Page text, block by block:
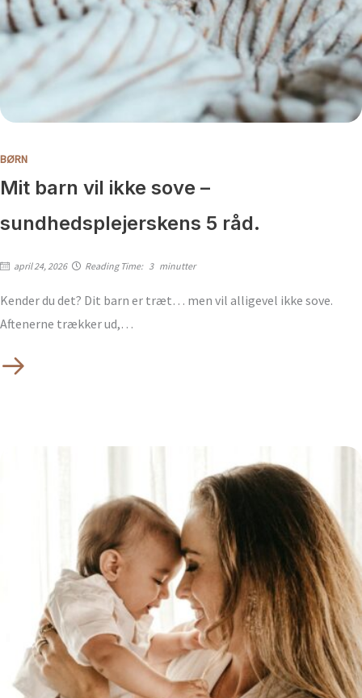
BØRN
Mit barn vil ikke sove –
sundhedsplejerskens 5 råd.
april 24, 2026 Reading Time: 3 minutter
Kender du det? Dit barn er træt… men vil alligevel ikke sove.
Aftenerne trækker ud,…